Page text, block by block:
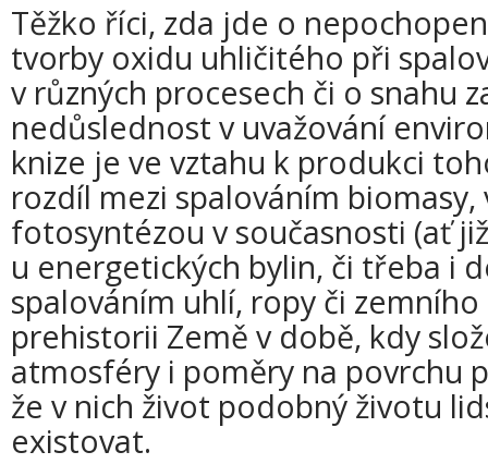
Těžko říci, zda jde o
tvorby oxidu uhličitého při
v různých procesech či o snahu
nedůslednost v uvažování
knize je ve vztahu k produkci
rozdíl mezi spalováním
fotosyntézou v současnosti (ať
u energetických bylin, či třeba i
spalováním uhlí, ropy či
prehistorii Země v době, kdy
atmosféry i poměry na povrchu
že v nich život podobný životu
existovat.